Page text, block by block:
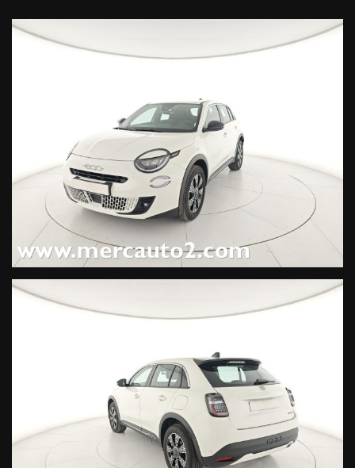
interne porte cromate, Color Therpy, illuminazione ambiente
interno con colore configurabile, Luce plafoniera LED,
Specchio retrovisore interno elettrocromico (giorno/notte
carrozzeria, Pack Style (1750 EUR),